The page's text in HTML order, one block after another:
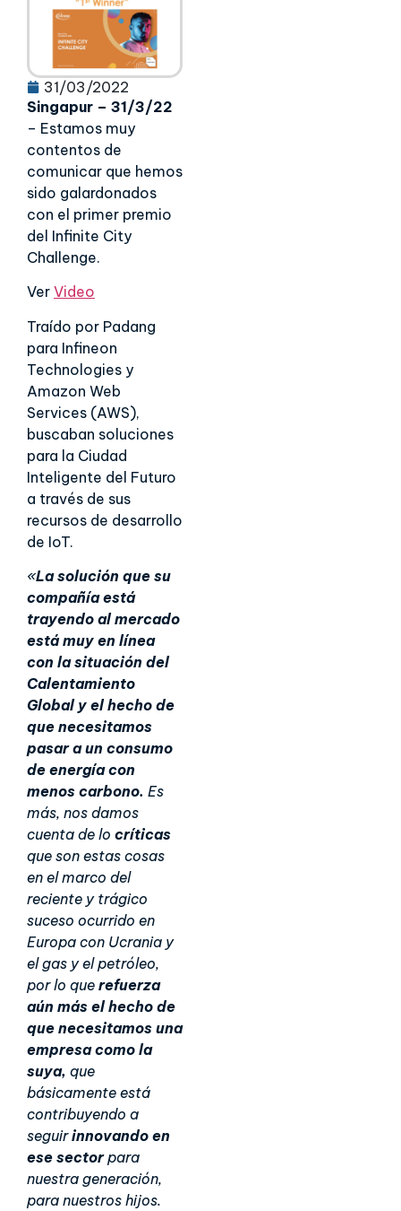
31/03/2022
Singapur – 31/3/22
– Estamos muy
contentos de
comunicar que hemos
sido galardonados
con el primer premio
del Infinite City
Challenge.
Ver Video
Traído por Padang
para Infineon
Technologies y
Amazon Web
Services (AWS),
buscaban soluciones
para la Ciudad
Inteligente del Futuro
a través de sus
recursos de desarrollo
de IoT.
«La solución que su
compañía está
trayendo al mercado
está muy en línea
con la situación del
Calentamiento
Global y el hecho de
que necesitamos
pasar a un consumo
de energía con
menos carbono. Es
más, nos damos
cuenta de lo críticas
que son estas cosas
en el marco del
reciente y trágico
suceso ocurrido en
Europa con Ucrania y
el gas y el petróleo,
por lo que refuerza
aún más el hecho de
que necesitamos una
empresa como la
suya, que
básicamente está
contribuyendo a
seguirinnovando en
ese sectorpara
nuestra generación,
para nuestros hijos.